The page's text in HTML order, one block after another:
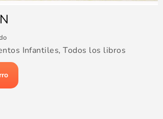
Infantiles,Todos los libros